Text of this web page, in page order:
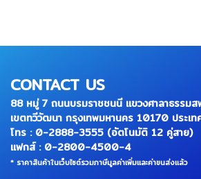
CONTACT US
88 หมู่ 7 ถนนบรมราชชนนี แขวงศาลาธรรม
เขตทวีวัฒนา กรุงเทพมหานคร 10170 ประเท
โทร : 0-2888-3555 (อัตโนมัติ 12 คู่สาย)
แฟกส์ : 0-2800-4500-4
* ราคาสินค้าในเว็บไซต์รวมภาษีมูลค่าเพิ่มและค่าขนส่งแล้ว